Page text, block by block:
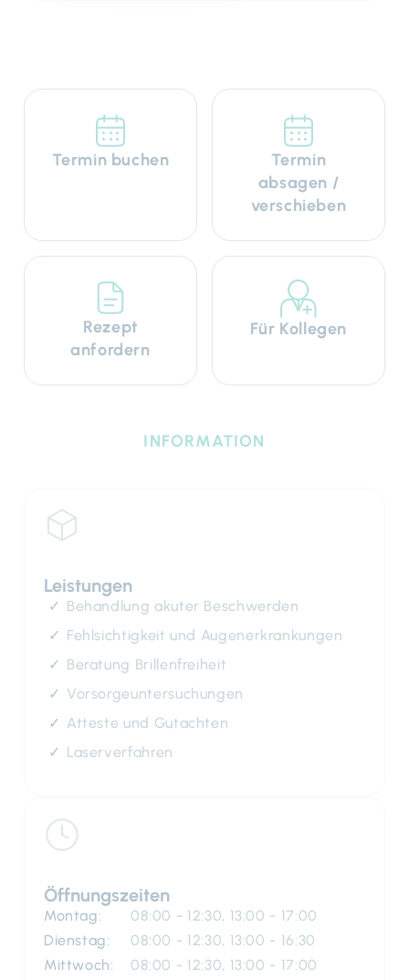
Termin buchen
Termin
absagen /
verschieben
Rezept
anfordern
Für Kollegen
INFORMATION
Leistungen
Behandlung akuter Beschwerden
Fehlsichtigkeit und Augenerkrankungen
Beratung Brillenfreiheit
Vorsorgeuntersuchungen
Atteste und Gutachten
Laserverfahren
Öffnungszeiten
Montag:
08:00 - 12:30, 13:00 - 17:00
Dienstag:
08:00 - 12:30, 13:00 - 16:30
Mittwoch:
08:00 - 12:30, 13:00 - 17:00